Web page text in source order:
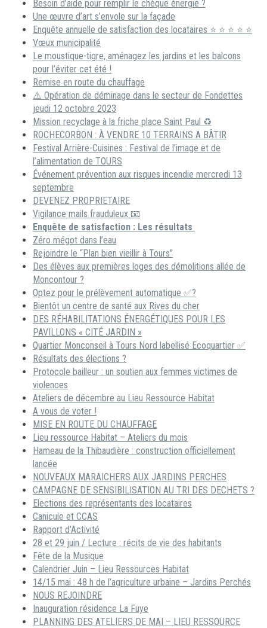
Besoin d’aide pour remplir le chèque énergie ?
Une œuvre d’art s’envole sur la façade
Enquête annuelle de satisfaction des locataires ⭐ ⭐ ⭐ ⭐ ⭐
Vœux municipalité
Le moustique-tigre, aménagez les jardins et les balcons
pour l’éviter cet été !
Remise en route du chauffage
⚠️ Opération de déminage dans le secteur de Fondettes
jeudi 12 octobre 2023
Mission recyclage à la friche place Saint Paul ♻️
ROCHECORBON : À VENDRE 10 TERRAINS A BÂTIR
Festival Arrière-Cuisines : Festival de l’image et de
l’alimentation de TOURS
Événement prévention aux risques incendie mercredi 13
septembre
DEVENEZ PROPRIETAIRE
Vigilance mails frauduleux 📧
Enquête de satisfaction : Les résultats
Zéro mégot dans l’eau
Rejoindre le “Plan bien vieillir à Tours”
Des élèves aux premières loges des démolitions allée de
Moncontour ?
Optez pour le prélèvement automatique ✅?
Bientôt un centre de santé aux Rives du cher
DES RÉHABILITATIONS ÉNERGÉTIQUES POUR LES
PAVILLONS « CITÉ JARDIN »
Quartier Monconseil à Tours Nord labellisé Ecoquartier ✅
Résultats des élections ?
Protocole bailleur : un soutien aux femmes victimes de
violences
Ateliers de décembre au Lieu Ressource Habitat
A vous de voter !
MISE EN ROUTE DU CHAUFFAGE
Lieu ressource Habitat – Ateliers du mois
Hameau de la Thibaudière : construction officiellement
lancée
NOUVEAUX MARAICHERS AUX JARDINS PERCHES
CAMPAGNE DE SENSIBILISATION AU TRI DES DECHETS ?
Elections des représentants des locataires
Canicule et CCAS
Rapport d’Activité
28 et 29 juin / Lecture : récits de vie des habitants
Fête de la Musique
Calendrier Juin – Lieu Ressources Habitat
14/15 mai : 48 h de l’agriculture urbaine – Jardins Perchés
NOUS REJOINDRE
Inauguration résidence La Fuye
PLANNING DES ATELIERS DE MAI – LIEU RESSOURCE